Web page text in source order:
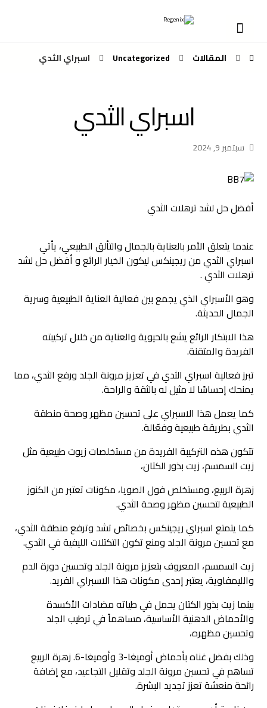
المقالات Uncategorized اسبراي الثدي
اسبراي الثدي
سبتمبر 9, 2024
أفضل حل لشد ترهلات الثدي
عندما يتعلق الأمر بالعناية بالجمال والتألق الطبيعي، يأتي
اسبراي الثدي من ريجينكس ليكون الخيار الرائع و أفضل حل لشد
ترهلات الثدي .
وهو الأسبراي الذي يجمع بين فعالية العناية الطبيعية وسرية
الجمال الحديثة.
هذا الابتكار الرائع يشع بالحيوية والعناية من خلال تركيبته
الفريدة والمتقنة.
تبرز فعالية اسبراي الثدي في تعزيز مرونة الجلد ورفع الثدي، مما
يمنحك إحساسًا لا مثيل له بالثقة والراحة.
كما يعمل هذا الاسبراي على تحسين مظهر وصحة منطقة
الثدي بطريقة طبيعية وفعّالة.
تتكون هذه التركيبة الفريدة من مستخلصات زيوت طبيعية مثل
زيت السمسم، زيت بذور الكتان،
زهرة الربيع، ومستخلص فول الصويا، مكونات تعتبر من الكنوز
الطبيعية لتحسين مظهر وصحة الثدي.
كما يتمتع اسبراي ريجينكس بخصائص تشد وترفع منطقة الثدي،
مع تحسين مرونة الجلد ومنع تكون التكتلات الليفية في الثدي.
زيت السمسم، المعروف بتعزيز مرونة الجلد وتحسين دورة الدم
والليمفاوية، يعتبر إحدى مكونات هذا الاسبراي الفريد.
بينما زيت بذور الكتان يحمل في طياته مضادات الأكسدة
والأحماض الدهنية الأساسية، مساهماً في ترطيب الجلد
وتحسين مظهره،
وذلك بفضل غناه بأحماض أوميغا-3 وأوميغا-6. زهرة الربيع
تساهم في تحسين مرونة الجلد وتقليل التجاعيد، مع إضافة
رائحة منعشة تعزز تجديد البشرة.